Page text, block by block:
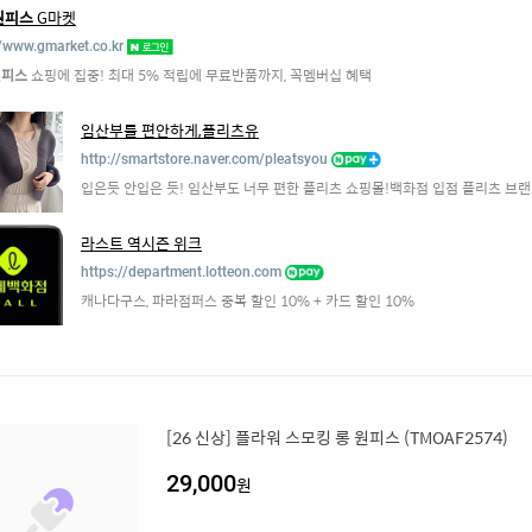
피스G마켓
스쇼핑에 집중! 최대 5% 적립에 무료반품까지, 꼭멤버십 혜택
임산부를 편안하게,플리츠유
http://smartstore.naver.com/pleatsyou
입은듯 안입은 듯! 임산부도 너무 편한 플리츠 쇼핑몰!백화점 입점 플리츠 브
라스트 역시즌 위크
https://department.lotteon.com
캐나다구스, 파라점퍼스 중복 할인 10% + 카드 할인 10%
[26 신상] 플라워 스모킹 롱 원피스 (TMOAF2574)
29,000원